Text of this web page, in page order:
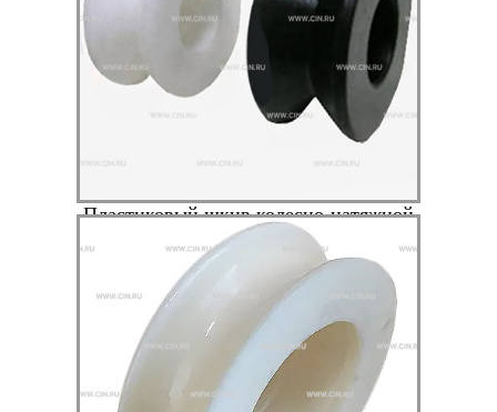
Пластиковый шкив колесно-натяжной